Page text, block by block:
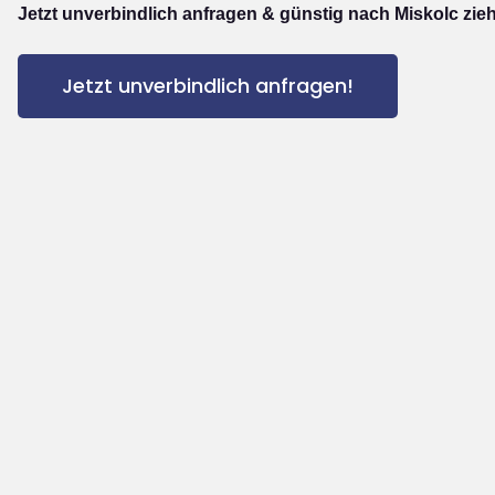
Jetzt unverbindlich anfragen & günstig nach Miskolc
Jetzt unverbindlich anfragen!